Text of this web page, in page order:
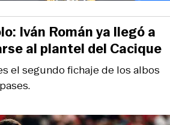
el segundo fichaje de los albos
Iván Román ya llegó a
al plantel del Cacique